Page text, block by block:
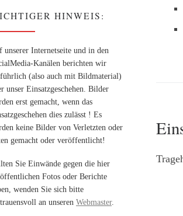
HINWEIS:
unserer Internetseite und in den
Kanälen berichten wir
(also auch mit Bildmaterial)
unser Einsatzgeschehen. Bilder
erst gemacht, wenn das
dies zulässt ! Es
keine Bilder von Verletzten oder
gemacht oder veröffentlicht!
Sie Einwände gegen die hier
Fotos oder Berichte
wenden Sie sich bitte
an unseren Webmaster.